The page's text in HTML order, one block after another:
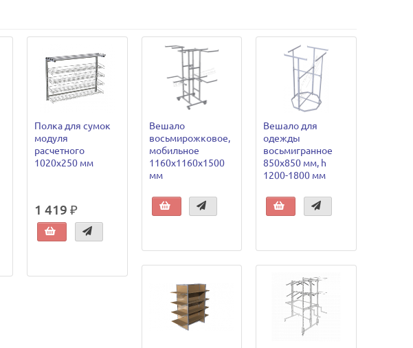
Полка для сумок
модуля
расчетного
1020х250 мм
1 419 ₽
Вешало
восьмирожковое,
мобильное
1160х1160х1500
мм
Вешало для
одежды
восьмигранное
850х850 мм, h
1200-1800 мм